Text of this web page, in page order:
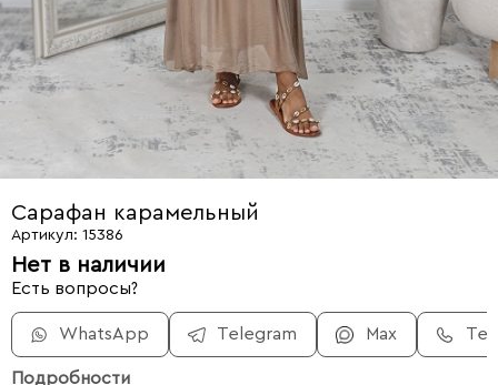
Сарафан карамельный
Артикул: 15386
Нет в наличии
Есть вопросы?
WhatsApp Telegram Max
Подробности